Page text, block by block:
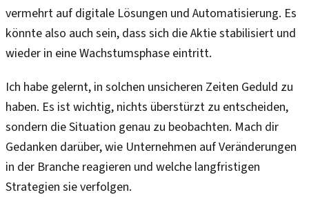
vermehrt auf digitale Lösungen und Automatisierung. Es
könnte also auch sein, dass sich die Aktie stabilisiert und
wieder in eine Wachstumsphase eintritt.
Ich habe gelernt, in solchen unsicheren Zeiten Geduld zu
haben. Es ist wichtig, nichts überstürzt zu entscheiden,
sondern die Situation genau zu beobachten. Mach dir
Gedanken darüber, wie Unternehmen auf Veränderungen
in der Branche reagieren und welche langfristigen
Strategien sie verfolgen.